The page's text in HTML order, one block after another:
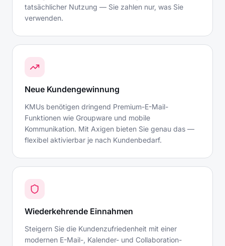
tatsächlicher Nutzung — Sie zahlen nur, was Sie
verwenden.
Neue Kundengewinnung
KMUs benötigen dringend Premium-E-Mail-
Funktionen wie Groupware und mobile
Kommunikation. Mit Axigen bieten Sie genau das —
flexibel aktivierbar je nach Kundenbedarf.
Wiederkehrende Einnahmen
Steigern Sie die Kundenzufriedenheit mit einer
modernen E-Mail-, Kalender- und Collaboration-